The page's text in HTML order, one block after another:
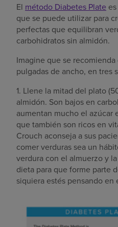
El método Diabetes Plate
que se puede utilizar para
perfectas que equilibran
carbohidratos sin almidón.
Imagine que se
pulgadas de ancho, en tres
1. Llene la mitad del plato
almidón. Son bajos en
aumentan mucho el azúcar
que también son ricos en
Crouch aconseja a sus
comer verduras sea un
verdura con el almuerzo y
dieta para que forme parte
siquiera estés pensando en